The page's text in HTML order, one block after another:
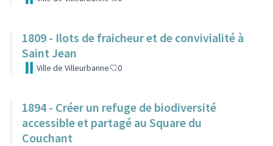
1809 - Ilots de fraicheur et de convivialité à
Saint Jean
Ville de Villeurbanne 0
1894 - Créer un refuge de biodiversité
accessible et partagé au Square du
Couchant